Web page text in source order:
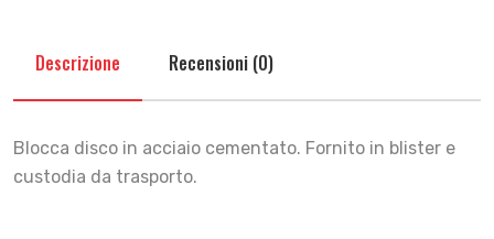
Descrizione Recensioni (0)
Blocca disco in acciaio cementato. Fornito in blister e
custodia da trasporto.